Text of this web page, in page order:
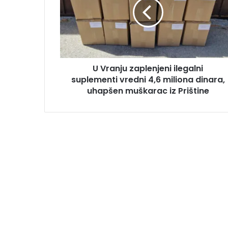
U Vranju zaplenjeni ilegalni
suplementi vredni 4,6 miliona dinara,
uhapšen muškarac iz Prištine